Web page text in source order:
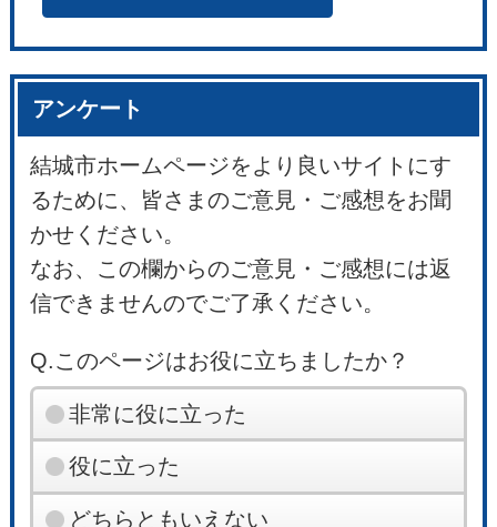
アンケート
結城市ホームページをより良いサイトにす
るために、皆さまのご意見・ご感想をお聞
かせください。
なお、この欄からのご意見・ご感想には返
信できませんのでご了承ください。
Q.このページはお役に立ちましたか？
非常に役に立った
役に立った
どちらともいえない